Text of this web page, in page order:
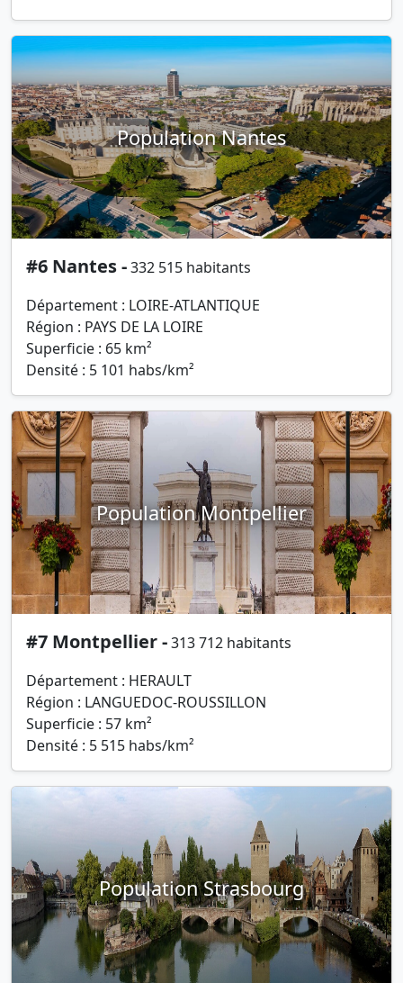
Population Nantes
#6 Nantes -332 515 habitants
Département : LOIRE-ATLANTIQUE
Région : PAYS DE LA LOIRE
Superficie : 65 km²
Densité : 5 101 habs/km²
Population Montpellier
#7 Montpellier -313 712 habitants
Département : HERAULT
Région : LANGUEDOC-ROUSSILLON
Superficie : 57 km²
Densité : 5 515 habs/km²
Population Strasbourg